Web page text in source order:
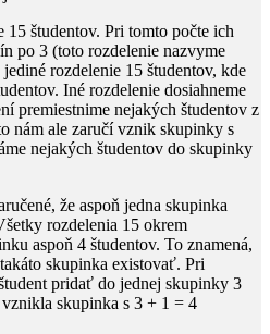
15 študentov. Pri tomto počte ich
po 3 (toto rozdelenie nazvyme
rozdelenie 15 študentov, kde
Iné rozdelenie dosiahneme
premiestnime nejakých študentov z
nám ale zaručí vznik skupinky s
nejakých študentov do skupinky
že aspoň jedna skupinka
rozdelenia 15 okrem
aspoň 4 študentov. To znamená,
skupinka existovať. Pri
pridať do jednej skupinky 3
skupinka s 3 + 1 = 4